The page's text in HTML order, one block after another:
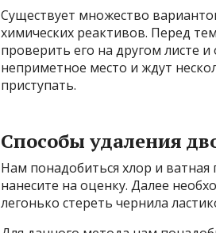
Существует множество
химических реактивов. Перед
проверить его на другом листе
неприметное место и ждут
приступать.
Способы удаления
Нам понадобиться хлор и
нанесите на оценку. Далее
легонько стереть чернила